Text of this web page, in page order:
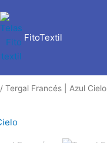
FitoTextil
/ Tergal Francés | Azul Cielo